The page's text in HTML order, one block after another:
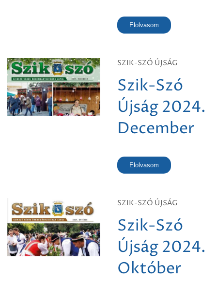
Elolvasom
SZIK-SZÓ ÚJSÁG
Szik-Szó
Újság 2024.
December
Elolvasom
SZIK-SZÓ ÚJSÁG
Szik-Szó
Újság 2024.
Október